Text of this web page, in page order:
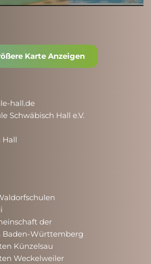
Karte Anzeigen
hall.de
Schwäbisch Hall e.V.
Hall
der
Baden-Württemberg
Künzelsau
Weckelweiler